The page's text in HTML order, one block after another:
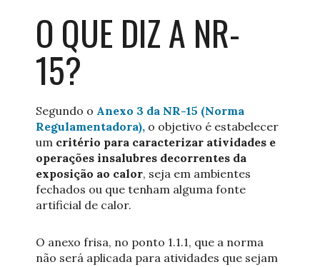
O QUE DIZ A NR-
15?
Segundo o Anexo 3 da NR-15 (Norma
Regulamentadora), o objetivo é estabelecer
um critério para caracterizar atividades e
operações insalubres decorrentes da
exposição ao calor, seja em ambientes
fechados ou que tenham alguma fonte
artificial de calor.
O anexo frisa, no ponto 1.1.1, que a norma
não será aplicada para atividades que sejam